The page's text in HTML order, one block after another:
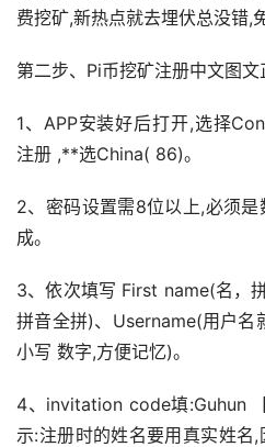
费挖矿,新热点就去埋伏总没错,
第二步、Pi币挖矿注册中文图文
1、APP安装好后打开,选择
注册 ,**选China( 86)。
2、密码设置需8位以上,必须
成。
3、依次填写 First name(名，
拼音全拼)、Username(用户名
小写 数字,方便记忆)。
4、invitation code填:Guhun
示:注册时的姓名要用真实姓名